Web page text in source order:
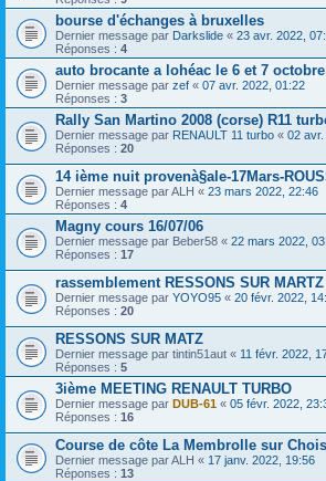
bourse d'échanges à bruxelles
Dernier message par Darkslide « 23 avr. 2022,
Réponses : 4
auto brocante a lohéac le 6 et 7 octobre
Dernier message par zef « 07 avr. 2022, 01:22
Réponses : 3
Rally San Martino 2008 (corse) R11
Dernier message par RENAULT 11 turbo « 02
Réponses : 20
14 ième nuit provenà§ale-17Mars-
Dernier message parALH « 23 mars 2022, 22:46
Réponses : 4
Magny cours 16/07/06
Dernier message par Beber58 « 22 mars 2022,
Réponses : 17
rassemblement RESSONS SUR
Dernier message par YOYO95 « 20 févr. 2022,
Réponses : 20
RESSONS SUR MATZ
Dernier message par tintin51aut « 11 févr. 2022,
Réponses : 5
3ième MEETING RENAULT TURBO
Dernier message par DUB-61 « 05 févr. 2022,
Réponses : 16
Course de côte La Membrolle sur
Dernier message parALH « 17 janv. 2022, 19:56
Réponses : 13